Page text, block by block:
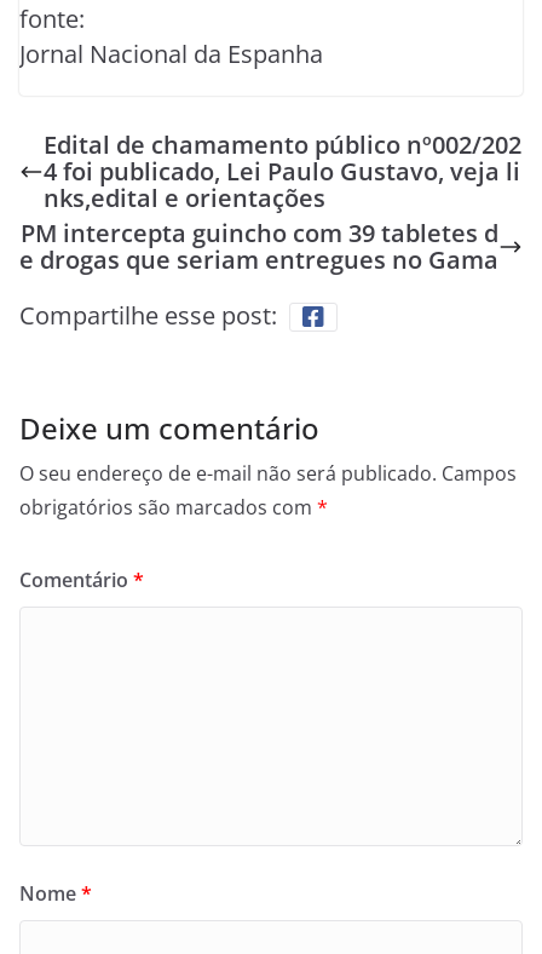
fonte:
Jornal Nacional da Espanha
Edital de chamamento público nº002/202
4 foi publicado, Lei Paulo Gustavo, veja li
nks,edital e orientações
PM intercepta guincho com 39 tabletes d
e drogas que seriam entregues no Gama
Compartilhe esse post:
Deixe um comentário
O seu endereço de e-mail não será publicado. Campos
obrigatórios são marcados com *
Comentário *
Nome*